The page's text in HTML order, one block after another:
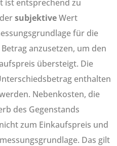
ist entsprechend zu
subjektiveWert
für die
anzusetzen, um den
übersteigt. Die
enthalten
Nebenkosten, die
des Gegenstands
zum Einkaufspreis und
Das gilt